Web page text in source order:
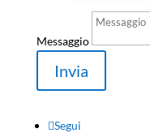
Messaggio
Invia
Segui